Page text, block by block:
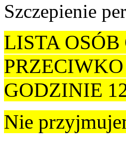
Szczepienie
LISTA
GODZINIE
Nie